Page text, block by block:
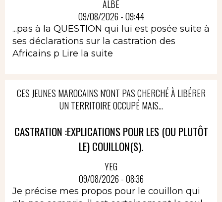
ALBÈ
09/08/2026 - 09:44
...pas à la QUESTION qui lui est posée suite à
ses déclarations sur la castration des
Africains p Lire la suite
CES JEUNES MAROCAINS N'ONT PAS CHERCHÉ À LIBÉRER
UN TERRITOIRE OCCUPÉ MAIS...
CASTRATION :EXPLICATIONS POUR LES (OU PLUTÔT
LE) COUILLON(S).
YEG
09/08/2026 - 08:36
Je précise mes propos pour le couillon qui